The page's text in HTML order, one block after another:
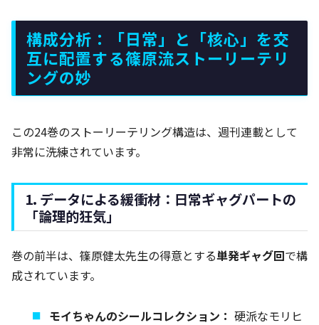
構成分析：「日常」と「核心」を交
互に配置する篠原流ストーリーテリ
ングの妙
この24巻のストーリーテリング構造は、週刊連載として
非常に洗練されています。
1. データによる緩衝材：日常ギャグパートの
「論理的狂気」
巻の前半は、篠原健太先生の得意とする単発ギャグ回で構
成されています。
モイちゃんのシールコレクション： 硬派なモリヒ